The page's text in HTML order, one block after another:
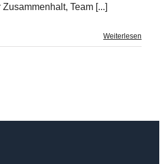
Team [...]
Weiterlesen